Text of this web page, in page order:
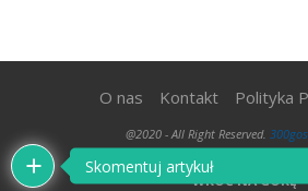
O nas Kontakt Polityka
@2020 - All Right Reserved.
WRÓĆ NA GÓRĘ
Skomentuj artykuł